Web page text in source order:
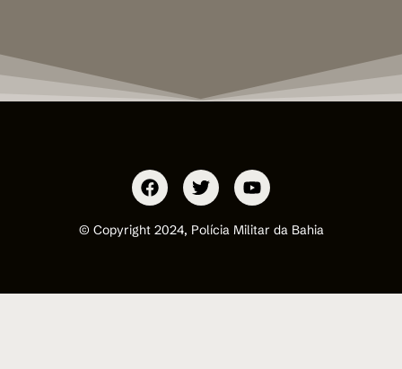
© Copyright 2024, Polícia Militar da Bahia